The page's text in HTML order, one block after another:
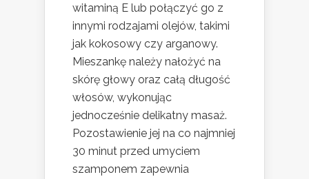
witaminą E lub połączyć go z
innymi rodzajami olejów, takimi
jak kokosowy czy arganowy.
Mieszankę należy nałożyć na
skórę głowy oraz całą długość
włosów, wykonując
jednocześnie delikatny masaż.
Pozostawienie jej na co najmniej
30 minut przed umyciem
szamponem zapewnia